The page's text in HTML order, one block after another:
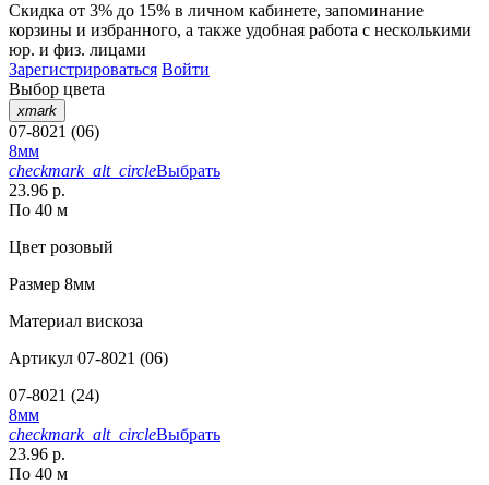
Скидка от 3% до 15% в личном кабинете, запоминание
корзины и избранного, а также удобная работа с несколькими
юр. и физ. лицами
Зарегистрироваться Войти
Выбор цвета
xmark
07-8021 (06)
8мм
checkmark_alt_circleВыбрать
23.96 р.
По 40 м
Цвет розовый
Размер 8мм
Материал вискоза
Артикул 07-8021 (06)
07-8021 (24)
8мм
checkmark_alt_circleВыбрать
23.96 р.
По 40 м